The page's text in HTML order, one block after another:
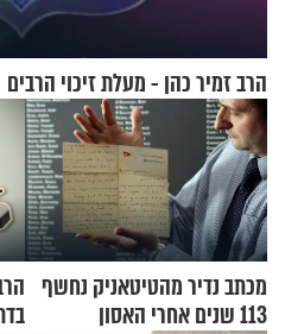
הרב זמיר כהן - מעלת זיכוי הרבים
מכתב נדיר מהטיטאניק נחשף
113 שנים אחרי האסון